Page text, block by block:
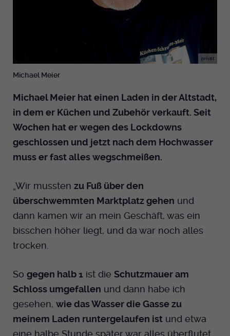
privat
Michael Meier
Michael Meier hat einen Laden in der Altstadt,
in dem er Küchen und Zubehör verkauft. Seit
Wochen hat er wegen des Lockdowns
geschlossen und jetzt nach dem Hochwasser
muss er fast alles wegschmeißen.
„Wir mussten zu Fuß über den
überschwemmten Marktplatz gehen und
dann kamen wir an mein Geschäft, was ein
bisschen höher liegt, und da war noch alles
trocken.
So gegen halb 1 ist die Schutzmauer am
Schloss umgefallen und dann habe ich
gesehen, wie das Wasser die Gasse zu
meinem Laden runtergelaufen ist und etwa
eine halbe Stunde später war alles überflutet.